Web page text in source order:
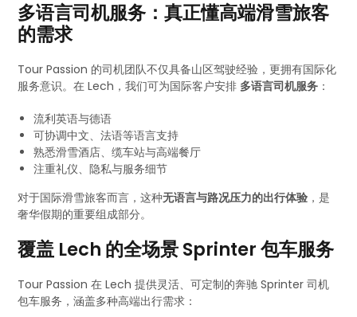
多语言司机服务：真正懂高端滑雪旅客
的需求
Tour Passion 的司机团队不仅具备山区驾驶经验，更拥有国际化
服务意识。在 Lech，我们可为国际客户安排多语言司机服务 ：
流利英语与德语
可协调中文、法语等语言支持
熟悉滑雪酒店、缆车站与高端餐厅
注重礼仪、隐私与服务细节
对于国际滑雪旅客而言，这种无语言与路况压力的出行体验 ，是
奢华假期的重要组成部分。
覆盖 Lech 的全场景 Sprinter 包车服务
Tour Passion 在 Lech 提供灵活、可定制的奔驰 Sprinter 司机
包车服务，涵盖多种高端出行需求：